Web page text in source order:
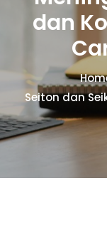
dan
Seiton dan